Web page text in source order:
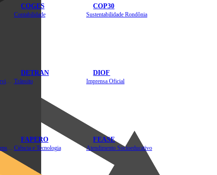
COGES
Contabilidade
COP30
Sustentabilidade Rondônia
DETRAN
Trânsito
DIOF
Imprensa Oficial
FAPERO
Ciência e Tecnologia
FEASE
Atendimento Socioeducativo